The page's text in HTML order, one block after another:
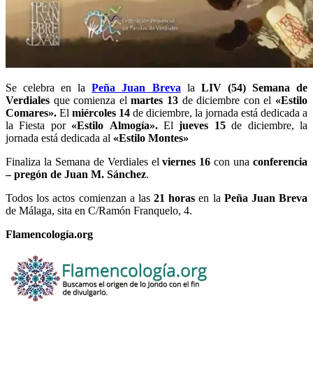
Se celebra en laPeña Juan Breva la LIV (54) Semana de
Verdiales que comienza elmartes 13 de diciembre con el «Estilo
Comares». El miércoles 14 de diciembre, la jornada está dedicada a
la Fiesta por «Estilo Almogía».Eljueves 15de diciembre, la
jornada está dedicada al «Estilo Montes»
Finaliza la Semana de Verdiales elviernes 16 con unaconferencia
– pregón de Juan M. Sánchez.
Todos los actos comienzan a las 21 horas en la Peña Juan Breva
de Málaga, sita en C/Ramón Franquelo, 4.
Flamencología.org